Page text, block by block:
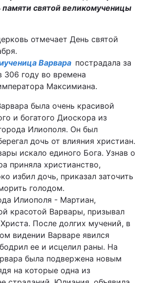
святой великомученицы
отмечает День святой
Варвара пострадала за
306 году во времена
Максимиана.
была очень красивой
и богатого Диоскора из
Илиополя. Он был
дочь от влияния христиан.
искало единого Бога. Узнав о
приняла христианство,
избил дочь, приказал заточить
голодом.
Илиополя - Мартиан,
красотой Варвары, призывал
После долгих мучений, в
видении Варваре явился
ее и исцелил раны. На
была подвержена новым
на которые одна из